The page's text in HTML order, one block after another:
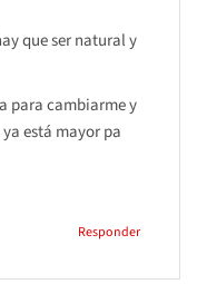
que ser natural y
para cambiarme y
está mayor pa
Responder